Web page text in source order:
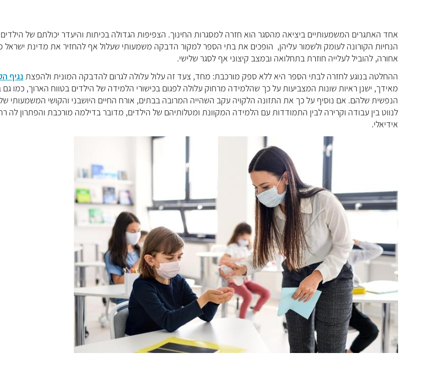
אחד האתגרים המשמעותיים ביציאה מהסגר הוא חזרה למסגרות החינוך. הצפיפות הגדולה בכיתות והיעדר יכולתם של
הנחיות הקורונה לעומק ולשמור עליהן, הופכים את בתי הספר למקור הדבקה משמעותי שעלול אף להחזיר את מדינת ישראל
אחורה, להוביל לעלייה חוזרת בתחלואה ובמצב קיצוני אף לסגר שלישי.
ההחלטה בנוגע לחזרה לבתי הספר היא ללא ספק מורכבת: מחד, צעד זה עלול עלולה לגרום להדבקה המונית ולהפצת נגיף
מאידך, ישנן ראיות שונות המצביעות על כך שהלמידה מרחוק עלולה לפגום בכישורי הלמידה של הילדים בטווח הארוך, כמו גם
הנפשית שלהם. אם נוסיף על כך את התזונה הלקויה עקב השהייה המרובה בבתים, אורח החיים היושבני והקושי המשמעותי
לנווט בין עבודה וקרירה לבין התמודדות עם הלמידה המקוונת ומטלותיהם של הילדים, מדובר בדילמה מורכבת והפתרון לה
אידיאלי.